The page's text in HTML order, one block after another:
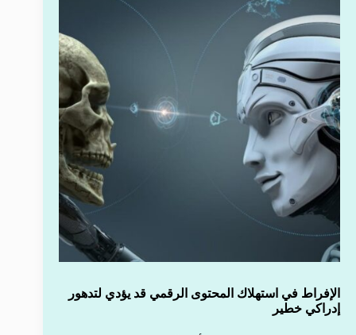
الإفراط في استهلاك المحتوى الرقمي قد يؤدي لتدهور
إدراكي خطير